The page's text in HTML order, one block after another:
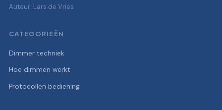
Auteur: Lars de Vries
CATEGORIEËN
Dimmer techniek
Hoe dimmen werkt
Protocollen bediening